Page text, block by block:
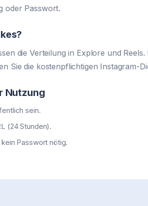
oder Passwort.
die Verteilung in Explore und
Sie die kostenpflichtigen Instagram-
Nutzung
sein.
(24 Stunden).
Passwort nötig.